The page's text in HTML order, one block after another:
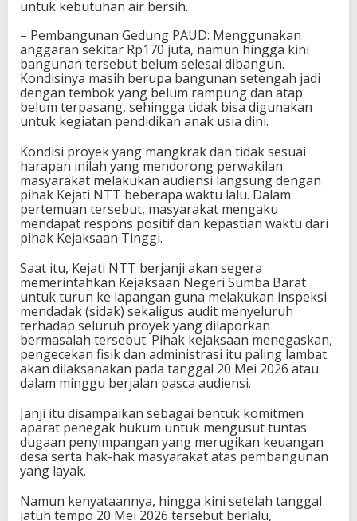
untuk kebutuhan air bersih.
– Pembangunan Gedung PAUD: Menggunakan
anggaran sekitar Rp170 juta, namun hingga kini
bangunan tersebut belum selesai dibangun.
Kondisinya masih berupa bangunan setengah jadi
dengan tembok yang belum rampung dan atap
belum terpasang, sehingga tidak bisa digunakan
untuk kegiatan pendidikan anak usia dini.
Kondisi proyek yang mangkrak dan tidak sesuai
harapan inilah yang mendorong perwakilan
masyarakat melakukan audiensi langsung dengan
pihak Kejati NTT beberapa waktu lalu. Dalam
pertemuan tersebut, masyarakat mengaku
mendapat respons positif dan kepastian waktu dari
pihak Kejaksaan Tinggi.
Saat itu, Kejati NTT berjanji akan segera
memerintahkan Kejaksaan Negeri Sumba Barat
untuk turun ke lapangan guna melakukan inspeksi
mendadak (sidak) sekaligus audit menyeluruh
terhadap seluruh proyek yang dilaporkan
bermasalah tersebut. Pihak kejaksaan menegaskan,
pengecekan fisik dan administrasi itu paling lambat
akan dilaksanakan pada tanggal 20 Mei 2026 atau
dalam minggu berjalan pasca audiensi.
Janji itu disampaikan sebagai bentuk komitmen
aparat penegak hukum untuk mengusut tuntas
dugaan penyimpangan yang merugikan keuangan
desa serta hak-hak masyarakat atas pembangunan
yang layak.
Namun kenyataannya, hingga kini setelah tanggal
jatuh tempo 20 Mei 2026 tersebut berlalu,